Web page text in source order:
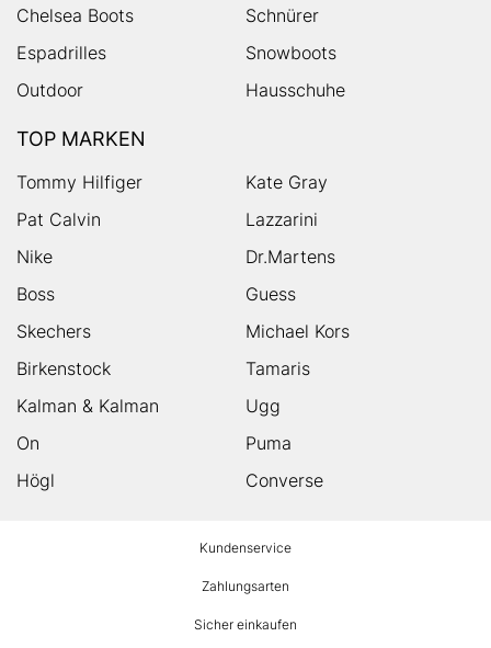
Chelsea Boots
Schnürer
Espadrilles
Snowboots
Outdoor
Hausschuhe
TOP MARKEN
Tommy Hilfiger
Kate Gray
Pat Calvin
Lazzarini
Nike
Dr.Martens
Boss
Guess
Skechers
Michael Kors
Birkenstock
Tamaris
Kalman & Kalman
Ugg
On
Puma
Högl
Converse
Kundenservice
Zahlungsarten
Sicher einkaufen